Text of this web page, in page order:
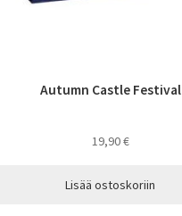
Autumn Castle Festival
19,90€
Lisää ostoskoriin